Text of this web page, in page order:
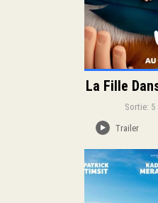
La Fille
Sortie: 5
Trailer